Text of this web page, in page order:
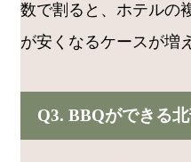
数で割ると、ホテルの
が安くなるケースが増
Q3. BBQができる